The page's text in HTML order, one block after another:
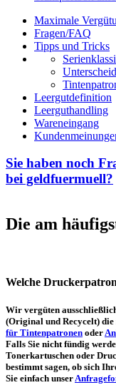
Maximale
Fragen/FAQ
Tipps und Tricks
Leergutdefinition
Leerguthandling
Wareneingang
Sie haben noch
bei geldfuermuell?
Die am
Welche
Wir vergüten
(Original und Recycelt)
für Tintenpatronen oder
Falls Sie nicht fündig
Tonerkartuschen oder
bestimmt sagen, ob sich
Sie einfach unser